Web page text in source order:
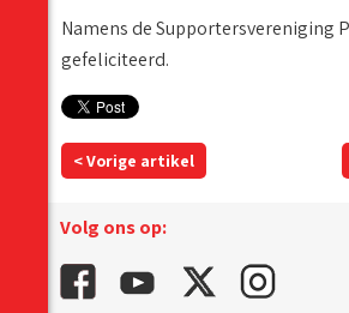
Namens de Supportersvereniging
gefeliciteerd.
< Vorige artikel
Volg ons op: